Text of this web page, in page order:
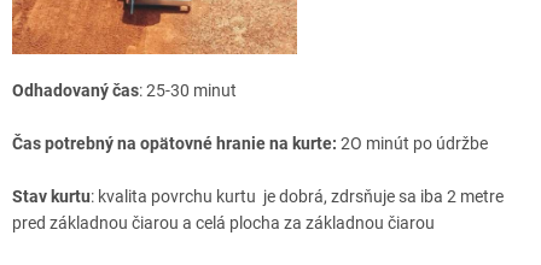
Odhadovaný čas: 25-30 minut
Čas potrebný na opätovné hranie na kurte: 2O minút po údržbe
Stav kurtu: kvalita povrchu kurtu je dobrá, zdrsňuje sa iba 2 metre
pred základnou čiarou a celá plocha za základnou čiarou